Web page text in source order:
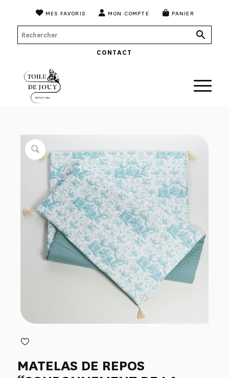
MES FAVORIS MON COMPTE PANIER
CONTACT
MATELAS DE REPOS